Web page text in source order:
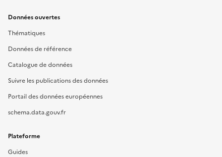
Données ouvertes
Thématiques
Données de référence
Catalogue de données
Suivre les publications des données
Portail des données européennes
schema.data.gouv.fr
Plateforme
Guides